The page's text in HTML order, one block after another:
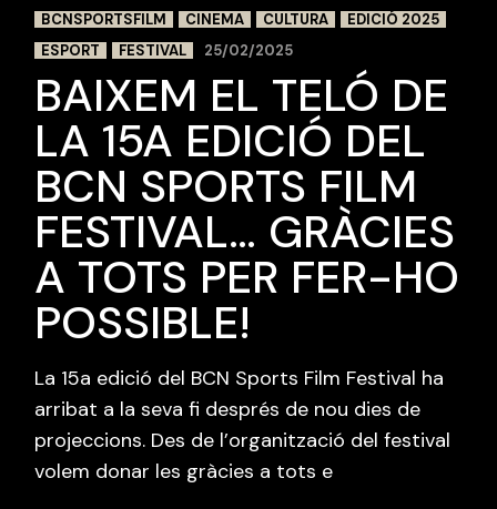
BCNSPORTSFILM
CINEMA CULTURA
EDICIÓ 2025
ESPORT
FESTIVAL 25/02/2025
BAIXEM EL TELÓ DE
LA 15A EDICIÓ DEL
BCN SPORTS FILM
FESTIVAL… GRÀCIES
A TOTS PER FER-HO
POSSIBLE!
La 15a edició del BCN Sports Film Festival ha
arribat a la seva fi després de nou dies de
projeccions. Des de l’organització del festival
volem donar les gràcies a tots e